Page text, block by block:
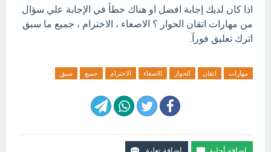
اذا كان لديك إجابة افضل او هناك خطأ في الإجابة علي سؤال
من مهارات اتقان الحوار ؟ الاصغاء ، الاخترام ، جميع ما سبق
اترك تعليق فورآ.
مهارات اتقان الحوار الاصغاء الاخترام جميع سبق